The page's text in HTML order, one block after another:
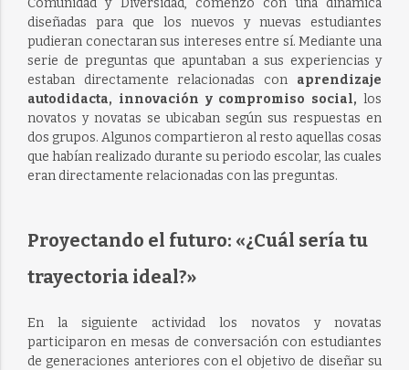
Comunidad y Diversidad, comenzó con una dinámica
diseñadas para que los nuevos y nuevas estudiantes
pudieran conectaran sus intereses entre sí. Mediante una
serie de preguntas que apuntaban a sus experiencias y
estaban directamente relacionadas con aprendizaje
autodidacta, innovación y compromiso social,los
novatos y novatas se ubicaban según sus respuestas en
dos grupos. Algunos compartieron al resto aquellas cosas
que habían realizado durante su periodo escolar, las cuales
eran directamente relacionadas con las preguntas.
Proyectando el futuro: «¿Cuál sería tu
trayectoria ideal?»
En la siguiente actividad los novatos y novatas
participaron en mesas de conversación con estudiantes
de generaciones anteriores con el objetivo de diseñar su